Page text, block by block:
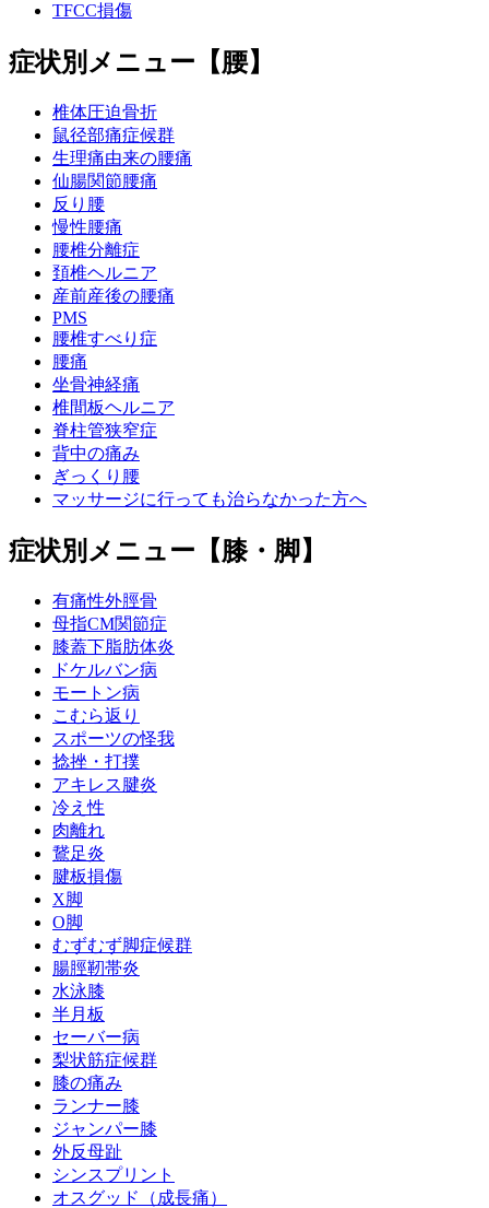
TFCC損傷
症状別メニュー【腰】
椎体圧迫骨折
鼠径部痛症候群
生理痛由来の腰痛
仙腸関節腰痛
反り腰
慢性腰痛
腰椎分離症
頚椎ヘルニア
産前産後の腰痛
PMS
腰椎すべり症
腰痛
坐骨神経痛
椎間板ヘルニア
脊柱管狭窄症
背中の痛み
ぎっくり腰
マッサージに行っても治らなかった方へ
症状別メニュー【膝・脚】
有痛性外脛骨
母指CM関節症
膝蓋下脂肪体炎
ドケルバン病
モートン病
こむら返り
スポーツの怪我
捻挫・打撲
アキレス腱炎
冷え性
肉離れ
鵞足炎
腱板損傷
X脚
O脚
むずむず脚症候群
腸脛靭帯炎
水泳膝
半月板
セーバー病
梨状筋症候群
膝の痛み
ランナー膝
ジャンパー膝
外反母趾
シンスプリント
オスグッド（成長痛）